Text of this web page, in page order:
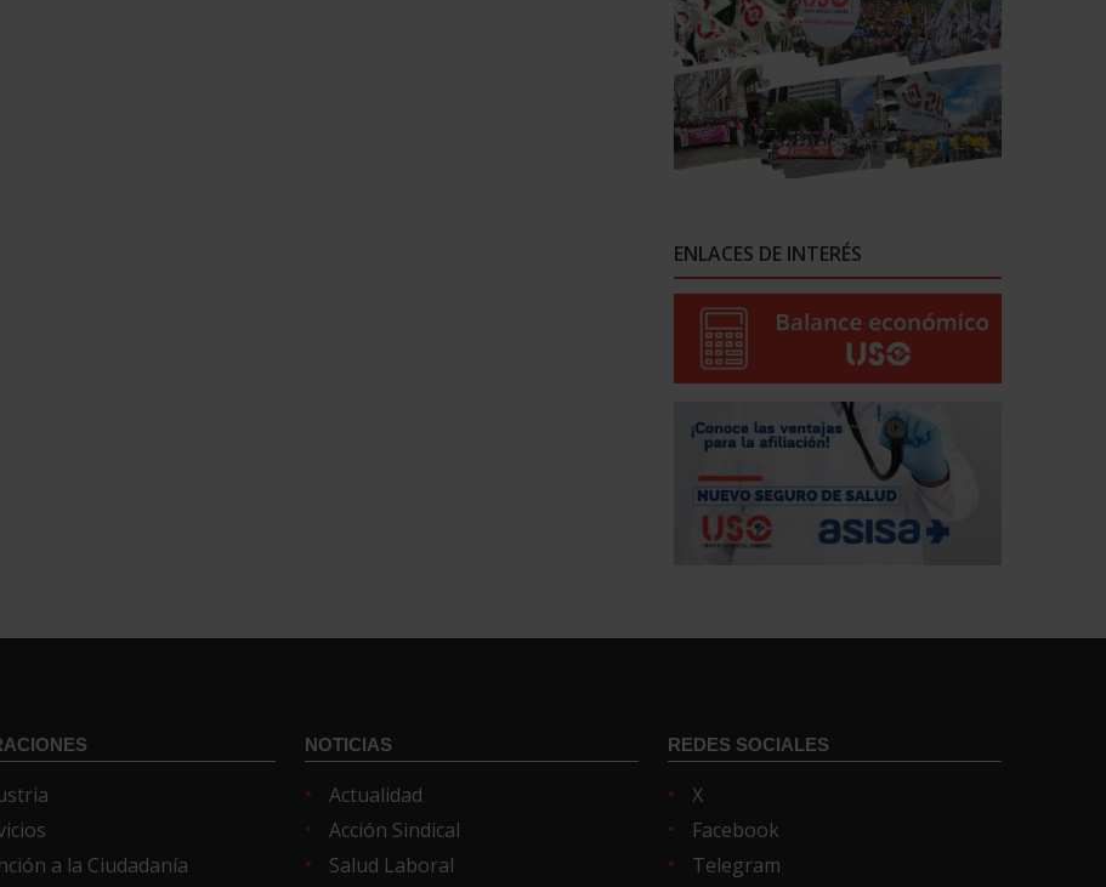
ENLACES DE INTERÉS
a la Ciudadanía
NOTICIAS
Actualidad
Acción Sindical
Salud Laboral
REDES SOCIALES
X
Facebook
Telegram